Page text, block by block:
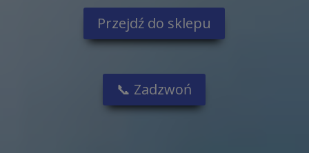
Przejdź do sklepu
📞 Zadzwoń